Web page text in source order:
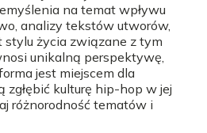
na temat wpływu
analizy tekstów utworów,
stylu życia związane z tym
unikalną perspektywę,
jest miejscem dla
kulturę hip-hop w jej
różnorodność tematów i